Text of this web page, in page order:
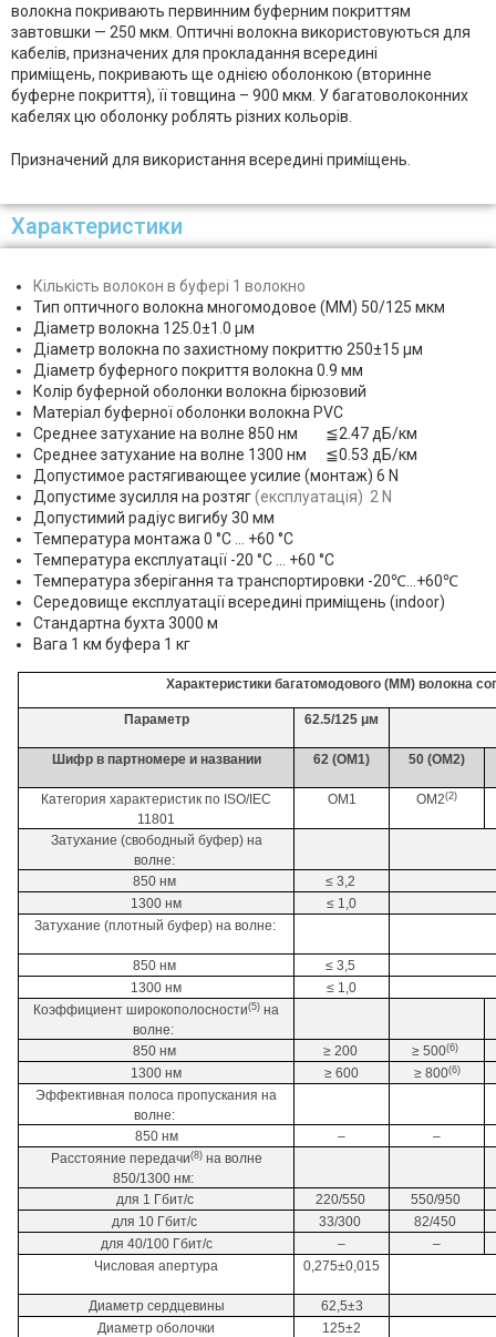
волокна покривають первинним буферним покриттям
завтовшки — 250 мкм. Оптичні волокна використовуються для
кабелів, призначених для прокладання всередині
приміщень, покривають ще однією оболонкою (вторинне
буферне покриття), її товщина – 900 мкм. У багатоволоконних
кабелях цю оболонку роблять різних кольорів.
Призначений для використання всередині приміщень.
Характеристики
Кількість волокон в буфері 1 волокно
Тип оптичного волокна многомодовое (МM) 50/125 мкм
Діаметр волокна 125.0±1.0 µм
Діаметр волокна по захистному покриттю 250±15 µм
Діаметр буферного покриття волокна 0.9 мм
Колір буферной оболонки волокна бірюзовий
Матеріал буферної оболонки волокна PVC
Среднее затухание на волне 850 нм
≦2.47 дБ/км
Среднее затухание на волне 1300 нм
≦0.53 дБ/км
Допустимое растягивающее усилие (монтаж) 6 N
Допустиме зусилля на розтяг(експлуатація) 2 N
Допустимий радіус вигибу 30 мм
Температура монтажа 0 °С … +60 °С
Температура експлуатації -20 °C … +60 °C
Температура зберігання та транспортировки -20℃…+60℃
Середовище експлуатації всередині приміщень (indoor)
Стандартна бухта 3000 м
Вага 1 км буфера 1 кг
Характеристики багатомодового (MM) волокна
Параметр 62.5/125 μм
Шифр в партномере и названии 62 (OM1) 50 (OM2)
Категория характеристик по ISO/IEC
11801
OM1 OM2(2)
Затухание (свободный буфер) на
волне:
850 нм
≤ 3,2
1300 нм
≤ 1,0
Затухание (плотный буфер) на волне:
850 нм
≤ 3,5
1300 нм
≤ 1,0
Коэффициент широкополосности(5) на
волне:
850 нм
≥ 200 ≥ 500(6)
1300 нм ≥ 600 ≥ 800(6)
Эффективная полоса пропускания на
волне:
850 нм
–
–
Расстояние передачи(8)на волне
850/1300 нм:
для 1 Гбит/с
220/550
550/950
для 10 Гбит/с
33/300
82/450
для 40/100 Гбит/с
–
–
Числовая апертура
0,275±0,015
Диаметр сердцевины
62,5±3
Диаметр оболочки
125±2